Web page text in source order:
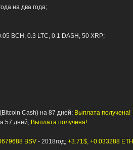
на два года;
BCH, 0.3 LTC, 0.1 DASH, 50 XRP;
Cash) на 87 дней; Выплата получена!
57 дней; Выплата получена!
BSV- 2018год; +3.71$, +0.033288 ETH